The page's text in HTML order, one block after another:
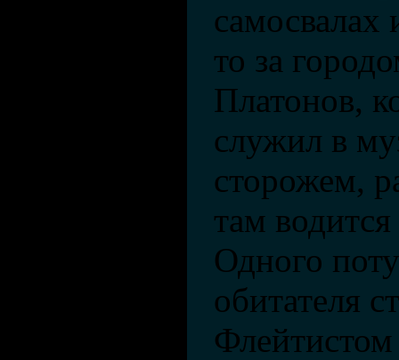
самосвалах
то за
Платонов,
служил в
сторожем,
там
Одного
обитателя